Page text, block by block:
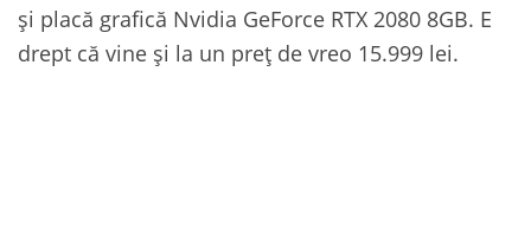
și placă grafică Nvidia GeForce RTX 2080 8GB. E
drept că vine și la un preț de vreo 15.999 lei.